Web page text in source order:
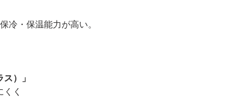
冷・保温能力が高い。
）」
く